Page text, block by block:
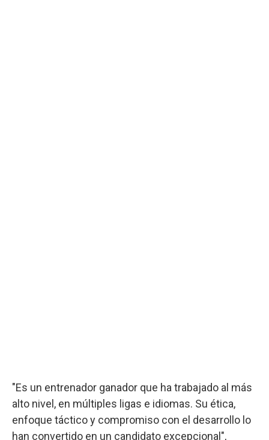
"Es un entrenador ganador que ha trabajado al más
alto nivel, en múltiples ligas e idiomas. Su ética,
enfoque táctico y compromiso con el desarrollo lo
han convertido en un candidato excepcional",